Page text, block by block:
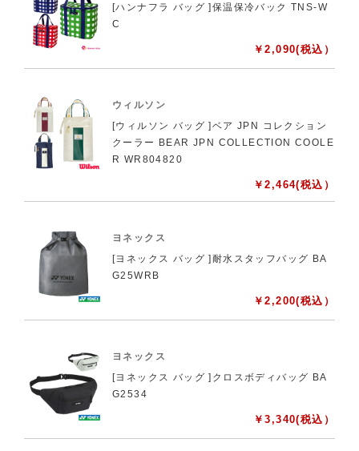
[ハンナフラ バッグ ]保温保冷バック TNS-W
C
￥2,090(税込）
ウィルソン
[ウィルソン バッグ ]ベア JPN コレクション
クーラー BEAR JPN COLLECTION COOLE
R WR804820
￥2,464(税込）
ヨネックス
[ヨネックス バッグ ]耐水スタッフバッグ BA
G25WRB
￥2,200(税込）
ヨネックス
[ヨネックス バッグ ]クロスボディバッグ BA
G2534
￥3,340(税込）